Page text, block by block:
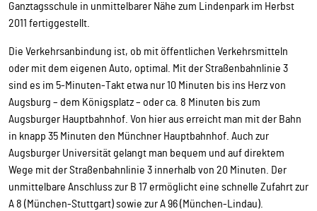
Ganztagsschule in unmittelbarer Nähe zum Lindenpark im Herbst
2011 fertiggestellt.
Die Verkehrsanbindung ist, ob mit öffentlichen Verkehrsmitteln
oder mit dem eigenen Auto, optimal. Mit der Straßenbahnlinie 3
sind es im 5-Minuten-Takt etwa nur 10 Minuten bis ins Herz von
Augsburg – dem Königsplatz – oder ca. 8 Minuten bis zum
Augsburger Hauptbahnhof. Von hier aus erreicht man mit der Bahn
in knapp 35 Minuten den Münchner Hauptbahnhof. Auch zur
Augsburger Universität gelangt man bequem und auf direktem
Wege mit der Straßenbahnlinie 3 innerhalb von 20 Minuten. Der
unmittelbare Anschluss zur B 17 ermöglicht eine schnelle Zufahrt zur
A 8 (München-Stuttgart) sowie zur A 96 (München-Lindau).